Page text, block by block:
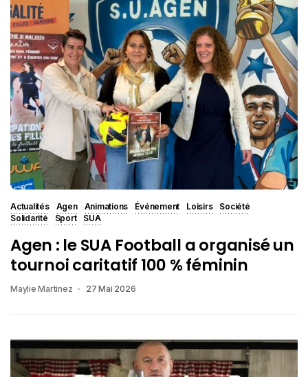
Actualités Agen Animations Événement Loisirs
Société
Solidarité
Sport SUA
Agen : le SUA Football a organisé un
tournoi caritatif 100 % féminin
Maylie Martinez 27 Mai 2026